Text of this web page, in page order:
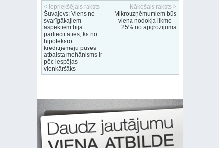
< Iepriekšējais raksts
Šuvajevs: Viens no
svarīgākajiem
aspektiem bija
pārliecināties, ka no
hipotekāro
kredītņēmēju puses
atbalsta mehānisms ir
pēc iespējas
vienkāršāks
Nākošais raksts >
Mikrouzņēmumiem būs
viena nodokļa likme –
25% no apgrozījuma